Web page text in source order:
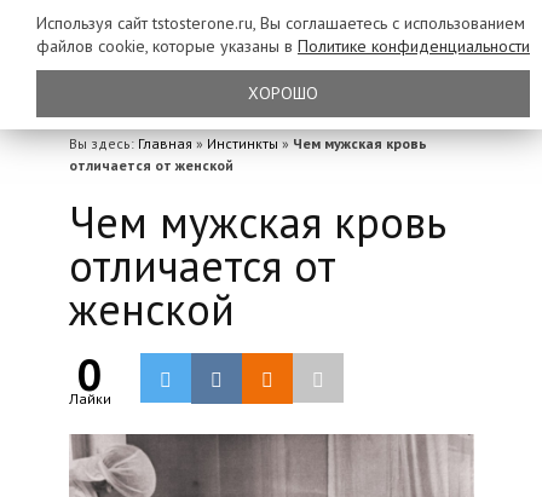
Вы здесь: Главная » Инстинкты » Чем мужская кровь
отличается от женской
Чем мужская кровь
отличается от
женской
0
Лайки
Используя сайт tstosterone.ru, Вы соглашаетесь с использованием
файлов cookie, которые указаны в Политике конфиденциальности
ХОРОШО